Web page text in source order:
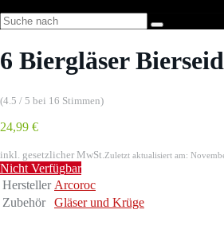
6 Biergläser
(4.5 / 5 bei 16 Stimmen)
24,99 €
inkl. gesetzlicher MwSt. Zuletzt aktualisiert am:
Nicht Verfügbar
Hersteller Arcoroc
Zubehör
Gläser und Krüge